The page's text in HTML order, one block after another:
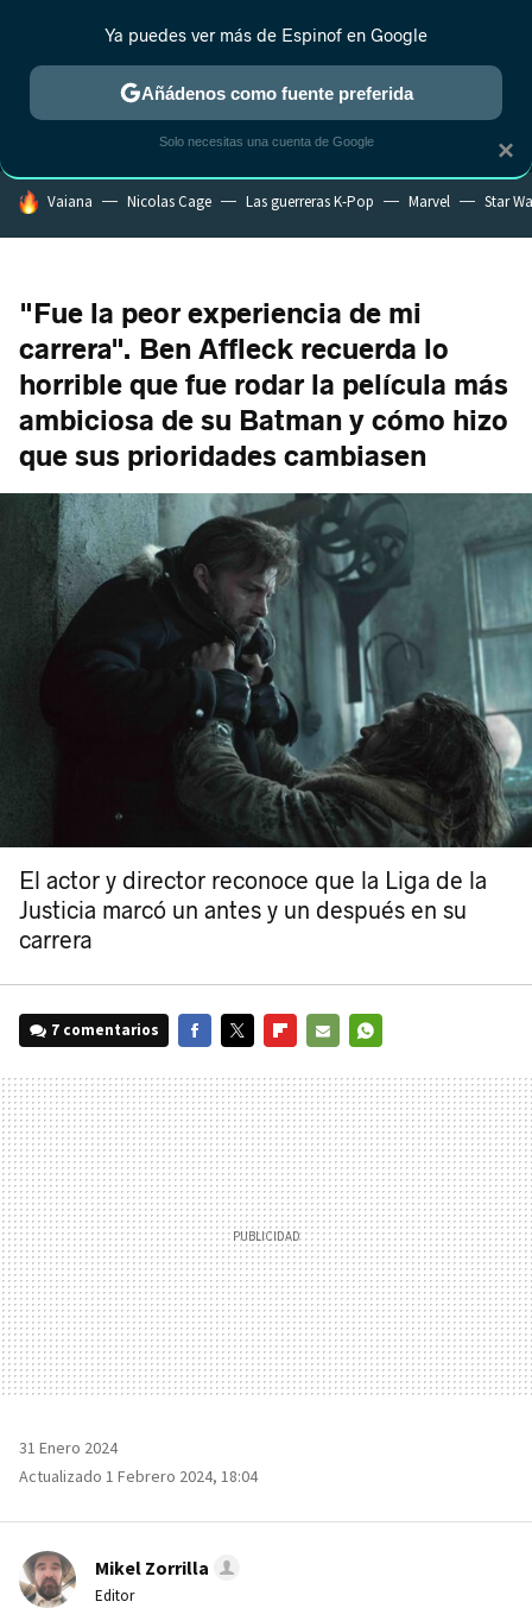
MENÚ NUEVO
ESTRENOS REALITY ANIME RANKINGS CINE
HOY SE HABLA DE
Vaiana Nicolas Cage Las guerreras K-Pop Marvel Star
"Fue la peor experiencia de mi
carrera". Ben Affleck recuerda lo
horrible que fue rodar la película más
ambiciosa de su Batman y cómo hizo
que sus prioridades cambiasen
El actor y director reconoce que la Liga de la
Justicia marcó un antes y un después en su
carrera
7 comentarios
MAIL
31 Enero 2024
Actualizado 1 Febrero 2024, 18:04
Mikel Zorrilla
Editor
×
Ya puedes ver más de Espinof en Google
Añádenos como fuente preferida
Solo necesitas una cuenta de Google